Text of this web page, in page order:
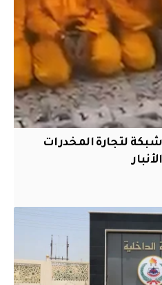
لتجارة المخدرات